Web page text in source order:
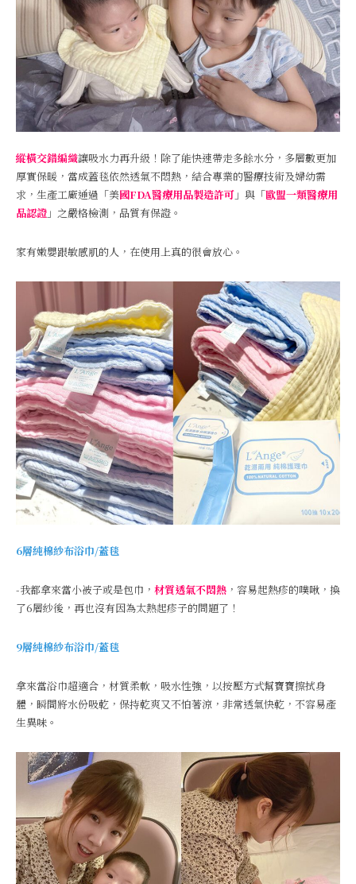
縱橫交錯編織讓吸水力再升級！除了能快速帶走多餘水分，多層數更加
厚實保暖，當成蓋毯依然透氣不悶熱，結合專業的醫療技術及婦幼需
求，生產工廠通過「美國FDA醫療用品製造許可 」與「歐盟一類醫療用
品認證 」之嚴格檢測，品質有保證。
家有嫩嬰跟敏感肌的人，在使用上真的很會放心。
6層純棉紗布浴巾/蓋毯
-我都拿來當小被子或是包巾， 材質透氣不悶熱 ，容易起熱疹的噗啾，換
了6層紗後，再也沒有因為太熱起疹子的問題了！
9層純棉紗布浴巾/蓋毯
拿來當浴巾超適合，材質柔軟，吸水性強，以按壓方式幫寶寶擦拭身
體，瞬間將水份吸乾，保持乾爽又不怕著涼，非常透氣快乾，不容易產
生異味。